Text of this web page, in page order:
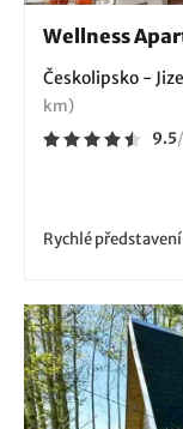
Wellness
Českolipsko -
km)
9.5/
Rychlépředstavení